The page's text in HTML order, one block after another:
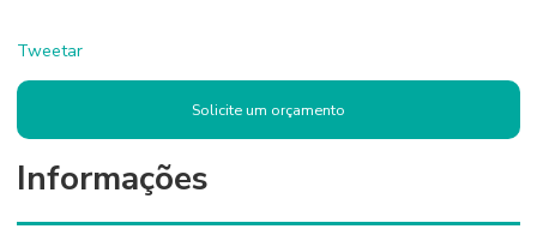
Tweetar
Solicite um orçamento
Informações